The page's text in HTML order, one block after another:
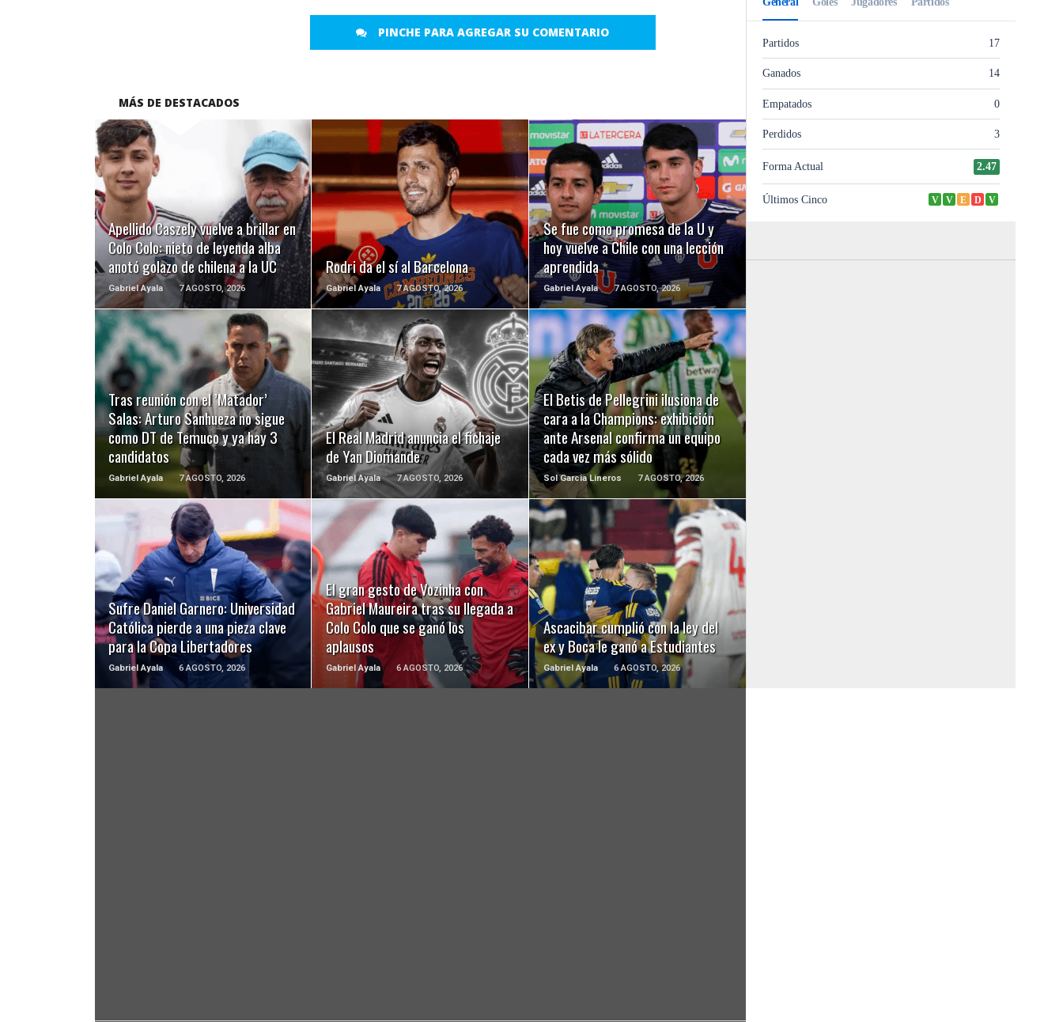
PINCHE PARA AGREGAR SU COMENTARIO
MÁS DE DESTACADOS
Apellido Caszely vuelve a brillar en
Colo Colo: nieto de leyenda alba
anotó golazo de chilena a la UC
Gabriel Ayala 7 AGOSTO, 2026
Rodri da el sí al Barcelona
Gabriel Ayala 7 AGOSTO, 2026
LEER MÁS
Se fue como promesa de la U y
hoy vuelve a Chile con una lección
aprendida
Gabriel Ayala 7 AGOSTO, 2026
LEER MÁS
Tras reunión con el ’Matador’
Salas: Arturo Sanhueza no sigue
como DT de Temuco y ya hay 3
candidatos
Gabriel Ayala 7 AGOSTO, 2026
LEER MÁS
El Real Madrid anuncia el fichaje
de Yan Diomande
Gabriel Ayala 7 AGOSTO, 2026
LEER MÁS
El Betis de Pellegrini ilusiona de
cara a la Champions: exhibición
ante Arsenal confirma un equipo
cada vez más sólido
Sol Garcia Lineros 7 AGOSTO, 2026
LEER MÁS
Sufre Daniel Garnero: Universidad
Católica pierde a una pieza clave
para la Copa Libertadores
Gabriel Ayala 6 AGOSTO, 2026
LEER MÁS
El gran gesto de Vozinha con
Gabriel Maureira tras su llegada a
Colo Colo que se ganó los
aplausos
Gabriel Ayala 6 AGOSTO, 2026
LEER MÁS
Ascacibar cumplió con la ley del
ex y Boca le ganó a Estudiantes
Gabriel Ayala 6 AGOSTO, 2026
LEER MÁS